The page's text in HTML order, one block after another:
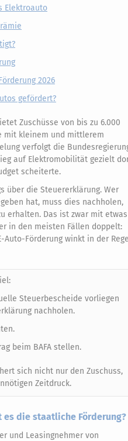
Elektroauto
2026
gefördert?
Zuschüsse von bis zu 6.000
mit kleinem und mittlerem
verfolgt die
auf Elektromobilität gezielt
scheiterte.
über die Steuererklärung. Wer
hat, muss dies nachholen,
erhalten. Das ist zwar mit etwas
in den meisten Fällen doppelt:
Auto-Förderung winkt in der
Steuerbescheide vorliegen
nachholen.
beim BAFA stellen.
sich nicht nur den Zuschuss,
Zeitdruck.
es die staatliche Förderung?
und Leasingnehmer von